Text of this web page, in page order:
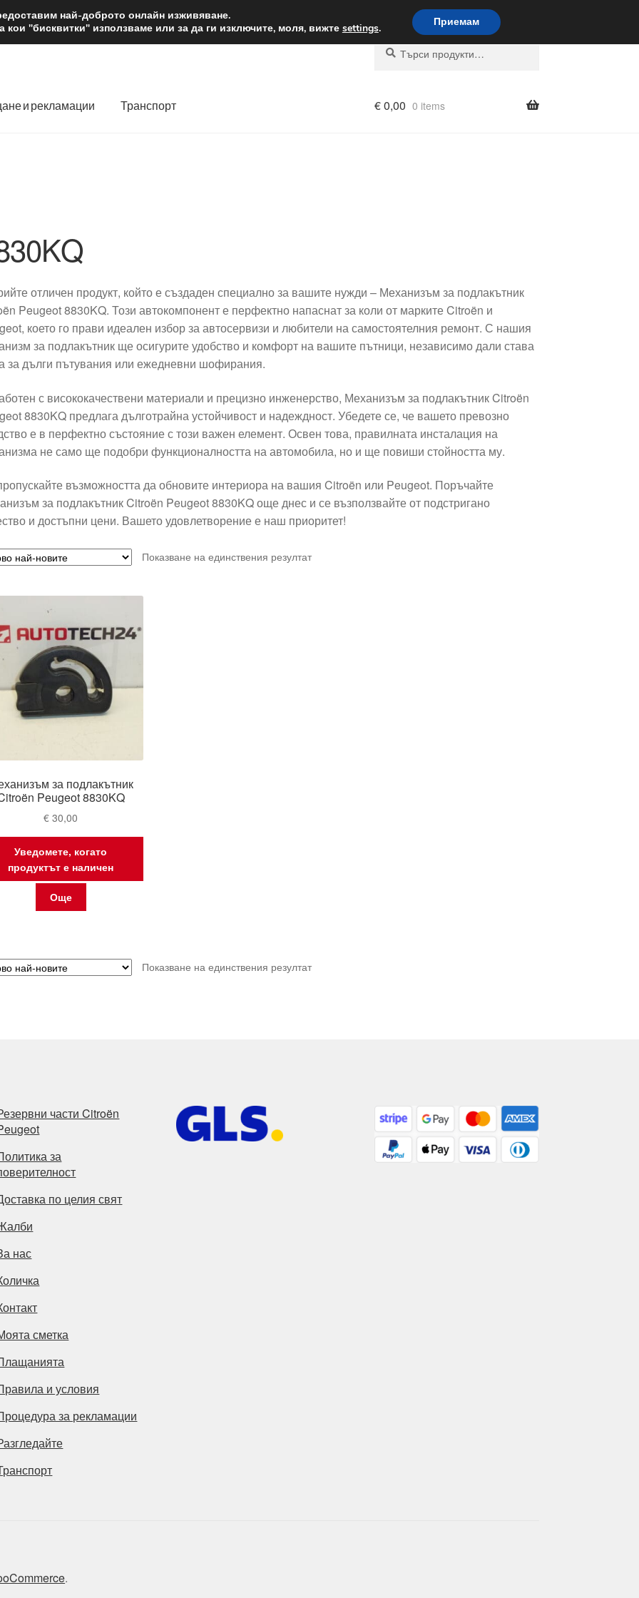
лв. Доставка по целия свят
Търсене
Търсене
и рекламации Транспорт €0,00 0 items
отличен продукт, който е създаден специално за вашите нужди – Механизъм за подлакътник
Peugeot 8830KQ. Този автокомпонент е перфектно напаснат за коли от марките Citroën и
което го прави идеален избор за автосервизи и любители на самостоятелния ремонт. С нашия
за подлакътник ще осигурите удобство и комфорт на вашите пътници, независимо дали става
за дълги пътувания или ежедневни шофирания.
с висококачествени материали и прецизно инженерство, Механизъм за подлакътник Citroën
8830KQ предлага дълготрайна устойчивост и надеждност. Убедете се, че вашето превозно
е в перфектно състояние с този важен елемент. Освен това, правилната инсталация на
не само ще подобри функционалността на автомобила, но и ще повиши стойността му.
възможността да обновите интериора на вашия Citroën или Peugeot. Поръчайте
за подлакътник Citroën Peugeot 8830KQ още днес и се възползвайте от подстригано
и достъпни цени. Вашето удовлетворение е наш приоритет!
Показване на единствения резултат
за подлакътник
Peugeot 8830KQ
€ 30,00
Уведомете, когато
продуктът е наличен
Още
Показване на единствения резултат
части Citroën
за
по целия свят
нас
сметка
и условия
за рекламации
.
най-доброто онлайн изживяване.
"бисквитки" използваме или за да ги изключите, моля, вижте settings. Приемам